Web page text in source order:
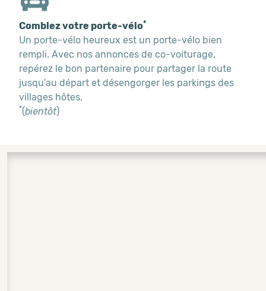
Comblez votre porte-vélo*
Un porte-vélo heureux est un porte-vélo bien
rempli. Avec nos annonces de co-voiturage,
repérez le bon partenaire pour partager la route
jusqu’au départ et désengorger les parkings des
villages hôtes.
*(bientôt)